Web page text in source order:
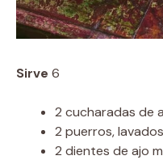
Sirve 6
2 cucharadas de
2 puerros,
2 dientes de ajo